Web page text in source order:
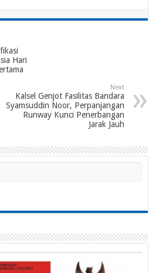
Hari
Next
Kalsel Genjot Fasilitas Bandara
Syamsuddin Noor, Perpanjangan
Runway Kunci Penerbangan
Jarak Jauh